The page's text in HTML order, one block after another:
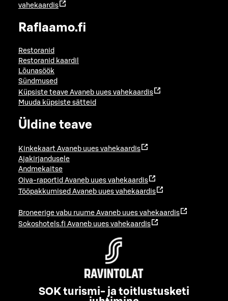
vahekaardis
Raflaamo.fi
Restoranid
Restoranid kaardil
Lõunasöök
Sündmused
Küpsiste teave Avaneb uues vahekaardis
Muuda küpsiste sätteid
Üldine teave
Kinkekaart Avaneb uues vahekaardis
Ajakirjandusele
Andmekaitse
Oiva-raportid Avaneb uues vahekaardis
Tööpakkumised Avaneb uues vahekaardis
Broneerige vabu ruume Avaneb uues vahekaardis
Sokoshotels.fi Avaneb uues vahekaardis
SOK turismi- ja toitlustusketi